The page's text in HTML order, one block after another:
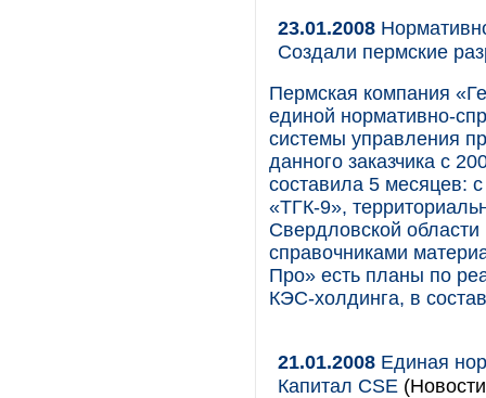
23.01.2008
Создали пермские
Пермская компания
единой нормативно-
системы управления
данного заказчика с
составила 5 месяцев:
«ТГК-9»,
Свердловской
справочниками
Про» есть планы по
КЭС-холдинга, в
21.01.2008 Единая
Капитал CSE